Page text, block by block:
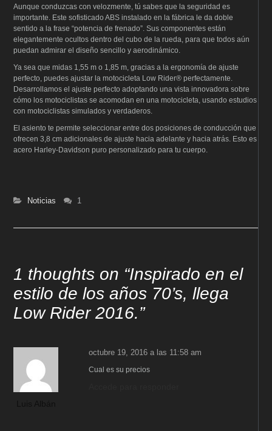
Aunque conduzcas con velozmente, tú sabes que la seguridad es
importante. Este sofisticado ABS instalado en la fábrica le da doble
sentido a la frase “potencia de frenado”. Sus componentes están
elegantemente ocultos dentro del cubo de la rueda, para que todos aún
puedan admirar el diseño sencillo y aerodinámico.
Ya sea que midas 1,55 m o 1,85 m, gracias a la ergonomía de ajuste
perfecto, puedes ajustar la motocicleta Low Rider® perfectamente.
Desarrollamos el ajuste perfecto adoptando una vista innovadora sobre
cómo los motociclistas se acomodan en una motocicleta, usando estudios
con motociclistas simulados y verdaderos.
El asiento te permite seleccionar entre dos posiciones de conducción que
ofrecen 3,8 cm adicionales de ajuste hacia adelante y hacia atrás. Esto es
acero Harley-Davidson puro personalizado para tu cuerpo.
Noticias 1
1 thoughts on “Inspirado en el
estilo de los años 70’s, llega
Low Rider 2016.”
octubre 19, 2016 a las 11:58 am
Cual es su precios